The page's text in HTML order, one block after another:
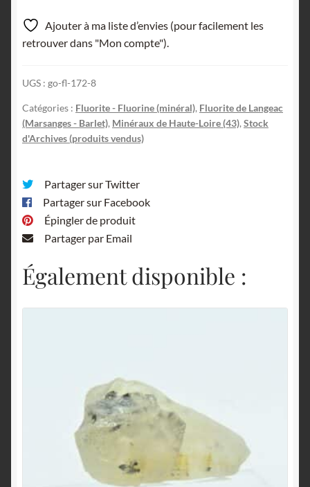
Ajouter à ma liste d’envies (pour facilement les
retrouver dans "Mon compte").
UGS : go-fl-172-8
Catégories : Fluorite - Fluorine (minéral), Fluorite de Langeac
(Marsanges - Barlet), Minéraux de Haute-Loire (43), Stock
d'Archives (produits vendus)
Partager sur Twitter
Partager sur Facebook
Épingler de produit
Partager par Email
Également disponible :